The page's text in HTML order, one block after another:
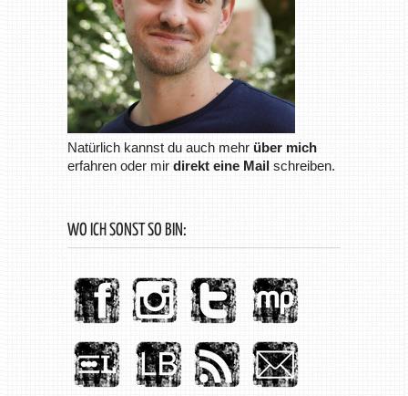
Natürlich kannst du auch mehr über mich
erfahren oder mir direkt eine Mailschreiben.
WO ICH SONST SO BIN: